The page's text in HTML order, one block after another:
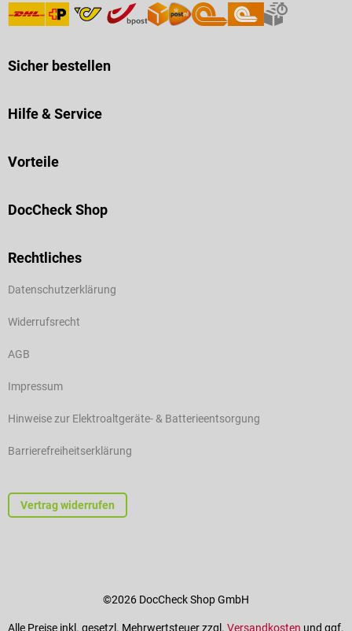
Sicher bestellen
Hilfe & Service
Vorteile
DocCheck Shop
Rechtliches
Datenschutzerklärung
Widerrufsrecht
AGB
Impressum
Hinweise zur Elektroaltgeräte- & Batterieentsorgung
Barrierefreiheitserklärung
Vertrag widerrufen
©2026 DocCheck Shop GmbH
Alle Preise inkl. gesetzl. Mehrwertsteuer zzgl. Versandkosten und ggf.